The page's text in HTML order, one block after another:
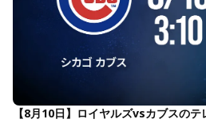
【8月10日】ロイヤルズvsカブスの